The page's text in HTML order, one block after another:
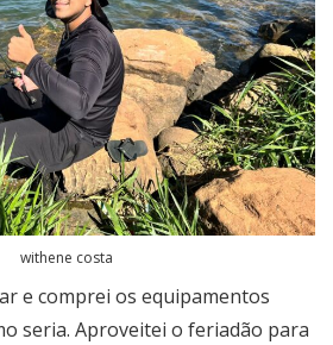
withene costa
e comprei os equipamentos
seria. Aproveitei o feriadão para